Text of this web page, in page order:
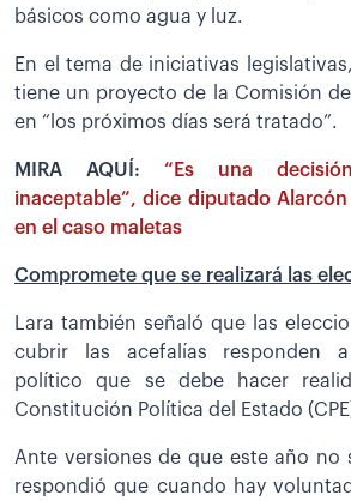
básicos como agua y luz.
En el tema de iniciativas
tiene un proyecto de la Comisión
en “los próximos días será tratado”.
MIRA AQUÍ: “Es una
inaceptable”, dice diputado
en el caso maletas
Compromete que se realizará las
Lara también señaló que las
cubrir las acefalías responden
político que se debe hacer
Constitución Política del Estado
Ante versiones de que este año no
respondió que cuando hay